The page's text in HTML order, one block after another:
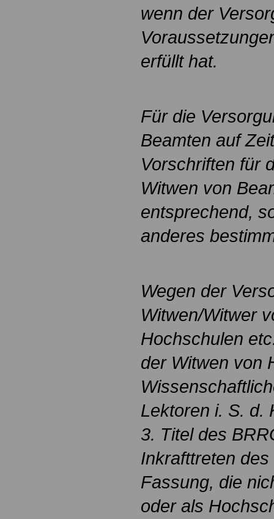
wenn der
erfüllt hat.
Für die
Beamten auf
Vorschriften für
Witwen von
entsprechend,
anderes
Wegen der
Witwen/Witwer
Hochschulen
der Witwen von
Lektoren i. S. d.
3. Titel des
Inkrafttreten
Fassung, die
oder als